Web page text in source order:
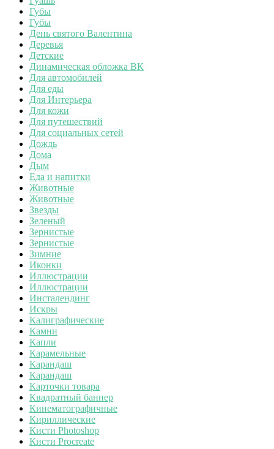
Губы
Губы
День святого Валентина
Деревья
Детские
Динамическая обложка ВК
Для автомобилей
Для еды
Для Интерьера
Для кожи
Для путешествий
Для социальных сетей
Дождь
Дома
Дым
Еда и напитки
Животные
Животные
Звезды
Зеленый
Зернистые
Зернистые
Зимние
Иконки
Иллюстрации
Иллюстрации
Инсталендинг
Искры
Калиграфические
Камни
Капли
Карамельные
Карандаш
Карандаш
Карточки товара
Квадратный баннер
Кинематографичные
Кириллические
Кисти Photoshop
Кисти Procreate